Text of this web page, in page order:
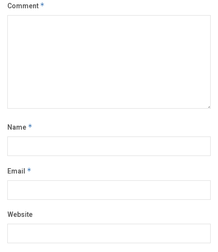
Comment *
Name *
Email *
Website